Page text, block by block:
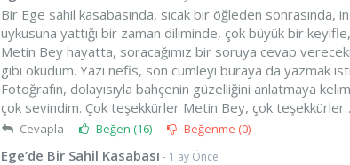
Bir Ege sahil kasabasında, sıcak bir öğleden sonrasında,
uykusuna yattığı bir zaman diliminde, çok büyük bir
Metin Bey hayatta, soracağımız bir soruya cevap
gibi okudum. Yazı nefis, son cümleyi buraya da yazmak
Fotoğrafın, dolayısıyla bahçenin güzelliğini anlatmaya
çok sevindim. Çok teşekkürler Metin Bey, çok
Cevapla Beğen (16) Beğenme (0)
Ege’de Bir Sahil Kasabası - 1 ay Önce